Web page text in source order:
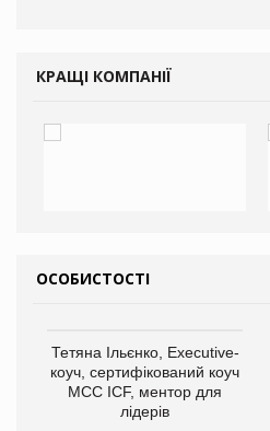
КРАЩІ КОМПАНІЇ
ОСОБИСТОСТІ
Тетяна Ільєнко, Executive-
коуч, сертифікований коуч
МСС ICF, ментор для
лідерів